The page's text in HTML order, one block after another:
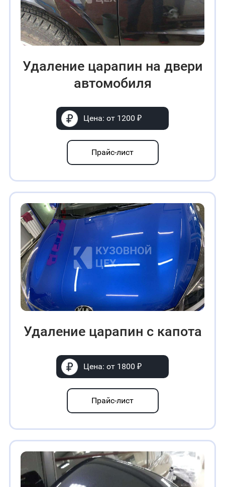
Удаление царапин на двери
автомобиля
Цена: от 1200 ₽
Прайс-лист
Удаление царапин с капота
Цена: от 1800 ₽
Прайс-лист